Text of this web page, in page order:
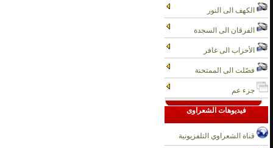
الكهف الى النور
الفرقان الى السجدة
الأحزاب الى غافر
فصّلت الى الممتحنة
جزء عم
فيديوهات الشعراوى
قناة الشعراوي التلفزيونية